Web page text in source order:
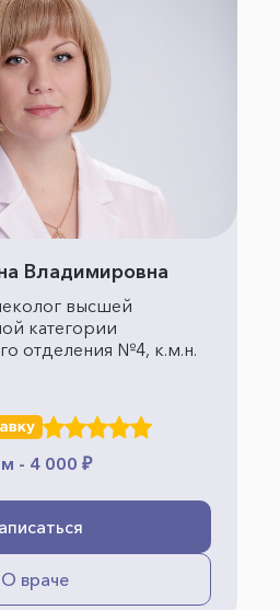
Владимировна
высшей
категории
отделения №4, к.м.н.
- 4 000 ₽
О враче